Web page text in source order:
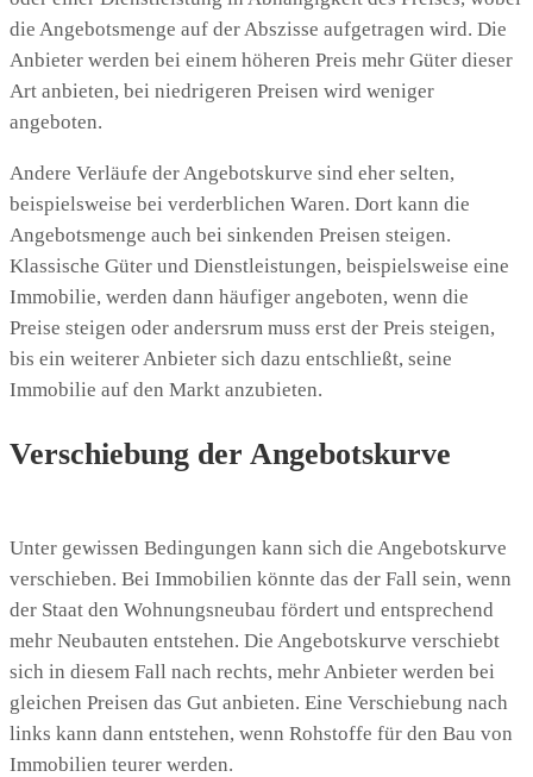
die Angebotsmenge auf der Abszisse aufgetragen wird. Die
Anbieter werden bei einem höheren Preis mehr Güter dieser
Art anbieten, bei niedrigeren Preisen wird weniger
angeboten.
Andere Verläufe der Angebotskurve sind eher selten,
beispielsweise bei verderblichen Waren. Dort kann die
Angebotsmenge auch bei sinkenden Preisen steigen.
Klassische Güter und Dienstleistungen, beispielsweise eine
Immobilie, werden dann häufiger angeboten, wenn die
Preise steigen oder andersrum muss erst der Preis steigen,
bis ein weiterer Anbieter sich dazu entschließt, seine
Immobilie auf den Markt anzubieten.
Verschiebung der Angebotskurve
Unter gewissen Bedingungen kann sich die Angebotskurve
verschieben. Bei Immobilien könnte das der Fall sein, wenn
der Staat den Wohnungsneubau fördert und entsprechend
mehr Neubauten entstehen. Die Angebotskurve verschiebt
sich in diesem Fall nach rechts, mehr Anbieter werden bei
gleichen Preisen das Gut anbieten. Eine Verschiebung nach
links kann dann entstehen, wenn Rohstoffe für den Bau von
Immobilien teurer werden.